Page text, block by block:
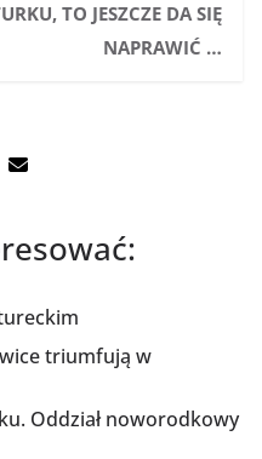
TO JESZCZE DA SIĘ
NAPRAWIĆ …
triumfują w
Oddział noworodkowy